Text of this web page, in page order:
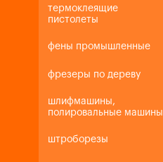
термоклеящие
пистолеты
фены промышленные
фрезеры по дереву
шлифмашины,
полировальные машины
штроборезы